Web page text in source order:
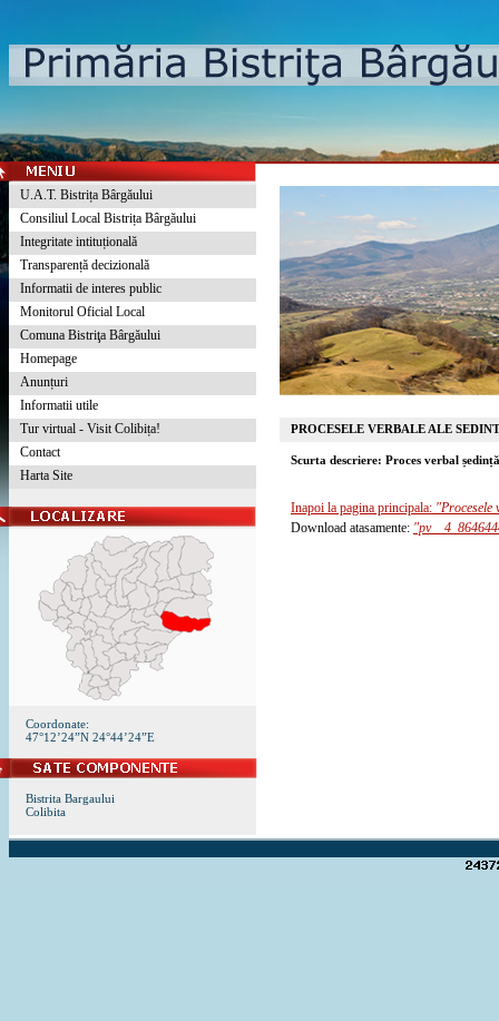
U.A.T. Bistrița Bârgăului
Consiliul Local Bistrița Bârgăului
Integritate intituțională
Transparență decizională
Informatii de interes public
Monitorul Oficial Local
Comuna Bistriţa Bârgăului
Homepage
Anunțuri
Informatii utile
Tur virtual - Visit Colibița!
Contact
Harta Site
Coordonate:
47°12’24”N 24°44’24”E
Bistrita Bargaului
Colibita
PROCESELE VERBALE ALE
Scurta descriere: Proces verbal
Inapoi la pagina principala: "Procesele
Download atasamente: